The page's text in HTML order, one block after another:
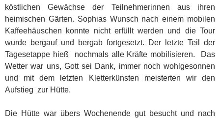
köstlichen Gewächse der Teilnehmerinnen aus ihren
heimischen Gärten. Sophias Wunsch nach einem mobilen
Kaffeehäuschen konnte nicht erfüllt werden und die Tour
wurde bergauf und bergab fortgesetzt. Der letzte Teil der
Tagesetappe hieß nochmals alle Kräfte mobilisieren. Das
Wetter war uns, Gott sei Dank, immer noch wohlgesonnen
und mit dem letzten Kletterkünsten meisterten wir den
Aufstieg zur Hütte.
Die Hütte war übers Wochenende gut besucht und nach